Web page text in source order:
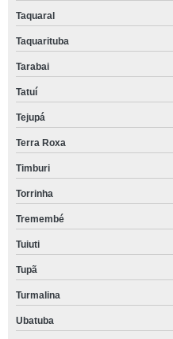
Taquaral
Taquarituba
Tarabai
Tatuí
Tejupá
Terra Roxa
Timburi
Torrinha
Tremembé
Tuiuti
Tupã
Turmalina
Ubatuba